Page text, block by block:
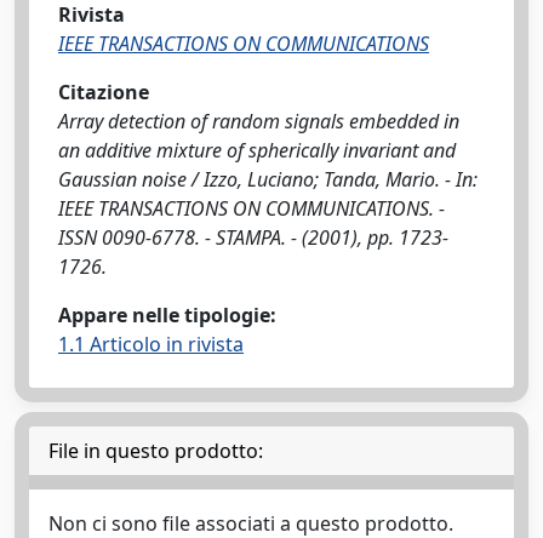
Rivista
IEEE TRANSACTIONS ON COMMUNICATIONS
Citazione
Array detection of random signals embedded in
an additive mixture of spherically invariant and
Gaussian noise / Izzo, Luciano; Tanda, Mario. - In:
IEEE TRANSACTIONS ON COMMUNICATIONS. -
ISSN 0090-6778. - STAMPA. - (2001), pp. 1723-
1726.
Appare nelle tipologie:
1.1 Articolo in rivista
File in questo prodotto:
Non ci sono file associati a questo prodotto.